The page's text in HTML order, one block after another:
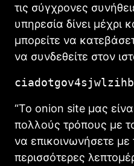
τις σύγχρονες
υπηρεσία δίνει μέχρι
μπορείτε να
να συνδεθείτε στον
“To onion site μας
πολλούς τρόπους με
να επικοινωνήσετε με
περισσότερες